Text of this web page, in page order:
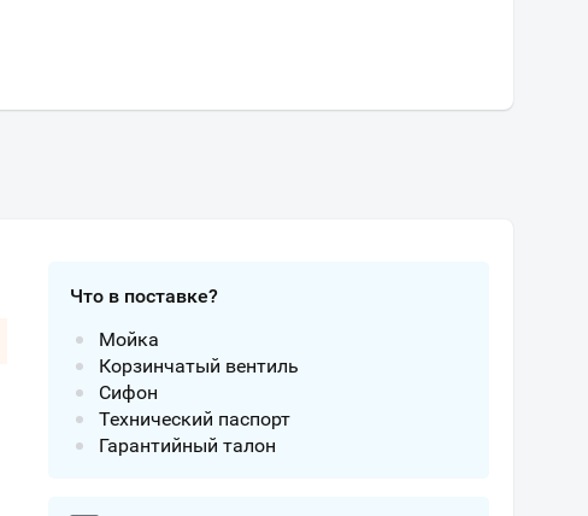
Что в поставке?
Мойка
Корзинчатый вентиль
Сифон
Технический паспорт
Гарантийный талон